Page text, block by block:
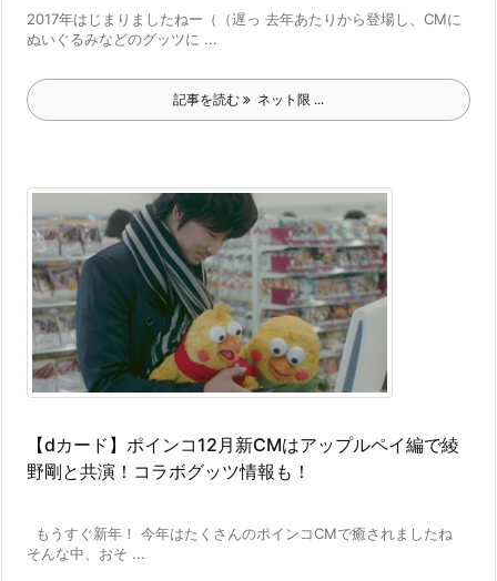
2017年はじまりましたねー（（遅っ 去年あたりから登場し、CMに
ぬいぐるみなどのグッツに ...
記事を読む ネット限 ...
【dカード】ポインコ12月新CMはアップルペイ編で綾
野剛と共演！コラボグッツ情報も！
もうすぐ新年！ 今年はたくさんのポインコCMで癒されましたね
そんな中、おそ ...